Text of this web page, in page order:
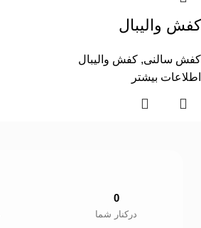
کفش والیبال
کفش سالنی, کفش والیبال
اطلاعات بیشتر
درکنار شما
0